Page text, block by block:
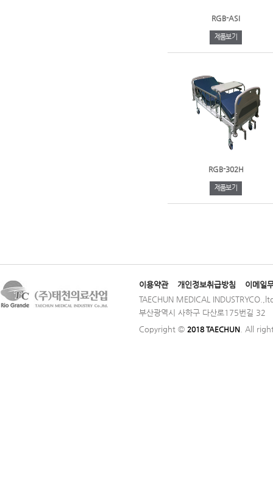
RGB-ASI
제품보기
RGB-302H
제품보기
이용약관 개인정보취급방침
이메일
TAECHUN MEDICAL
부산광역시 사하구 다산로175번
Copyright © 2018 TAECHUN . All